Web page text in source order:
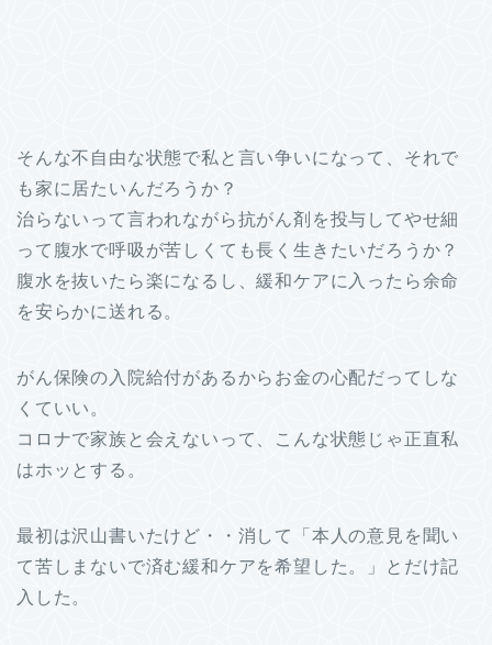
そんな不自由な状態で私と言い争いになって、それで
も家に居たいんだろうか？
治らないって言われながら抗がん剤を投与してやせ細
って腹水で呼吸が苦しくても長く生きたいだろうか？
腹水を抜いたら楽になるし、緩和ケアに入ったら余命
を安らかに送れる。
がん保険の入院給付があるからお金の心配だってしな
くていい。
コロナで家族と会えないって、こんな状態じゃ正直私
はホッとする。
最初は沢山書いたけど・・消して「本人の意見を聞い
て苦しまないで済む緩和ケアを希望した。」とだけ記
入した。